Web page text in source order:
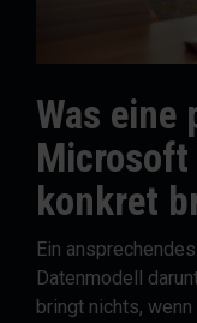
Was eine
Microsoft
konkret
Ein
Datenmodell
bringt nichts,